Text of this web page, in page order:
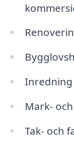
Mark-
Tak- och